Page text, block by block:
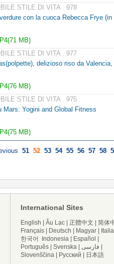
STILE DI VITA . 978
con la cuoca Rebecca Frye (in
MB)
STILE DI VITA . 977
delizioso riso da Valencia,
MB)
STILE DI VITA . 975
Mars: Yogini and Global Fitness
MB)
51 52 53 54 55 56 57 58
International Sites
English Âu Lạc 正體中文
简体
Français
Deutsch Magyar
한국어
Indonesia Español
Português
Svenska فارسی
Slovenščina
Русский 日本語